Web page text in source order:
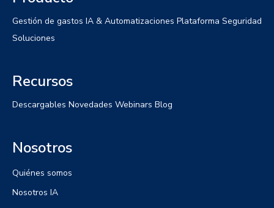
Gestión de gastos IA & Automatizaciones Plataforma Seguridad
Soluciones
Recursos
Descargables Novedades Webinars Blog
Nosotros
Quiénes somos
Nosotros IA